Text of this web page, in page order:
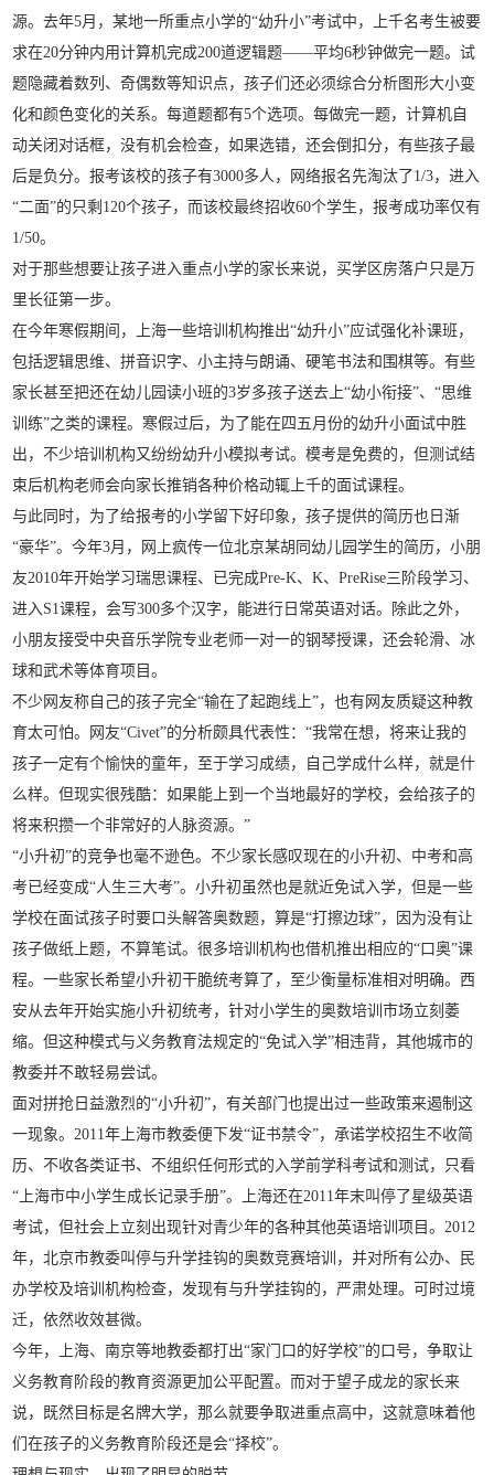
源。去年5月，某地一所重点小学的“幼升小”考试中，上千名考生被要
求在20分钟内用计算机完成200道逻辑题——平均6秒钟做完一题。试
题隐藏着数列、奇偶数等知识点，孩子们还必须综合分析图形大小变
化和颜色变化的关系。每道题都有5个选项。每做完一题，计算机自
动关闭对话框，没有机会检查，如果选错，还会倒扣分，有些孩子最
后是负分。报考该校的孩子有3000多人，网络报名先淘汰了1/3，进入
“二面”的只剩120个孩子，而该校最终招收60个学生，报考成功率仅有
1/50。
对于那些想要让孩子进入重点小学的家长来说，买学区房落户只是万
里长征第一步。
在今年寒假期间，上海一些培训机构推出“幼升小”应试强化补课班，
包括逻辑思维、拼音识字、小主持与朗诵、硬笔书法和围棋等。有些
家长甚至把还在幼儿园读小班的3岁多孩子送去上“幼小衔接”、“思维
训练”之类的课程。寒假过后，为了能在四五月份的幼升小面试中胜
出，不少培训机构又纷纷幼升小模拟考试。模考是免费的，但测试结
束后机构老师会向家长推销各种价格动辄上千的面试课程。
与此同时，为了给报考的小学留下好印象，孩子提供的简历也日渐
“豪华”。今年3月，网上疯传一位北京某胡同幼儿园学生的简历，小朋
友2010年开始学习瑞思课程、已完成Pre-K、K、PreRise三阶段学习、
进入S1课程，会写300多个汉字，能进行日常英语对话。除此之外，
小朋友接受中央音乐学院专业老师一对一的钢琴授课，还会轮滑、冰
球和武术等体育项目。
不少网友称自己的孩子完全“输在了起跑线上”，也有网友质疑这种教
育太可怕。网友“Civet”的分析颇具代表性：“我常在想，将来让我的
孩子一定有个愉快的童年，至于学习成绩，自己学成什么样，就是什
么样。但现实很残酷：如果能上到一个当地最好的学校，会给孩子的
将来积攒一个非常好的人脉资源。”
“小升初”的竞争也毫不逊色。不少家长感叹现在的小升初、中考和高
考已经变成“人生三大考”。小升初虽然也是就近免试入学，但是一些
学校在面试孩子时要口头解答奥数题，算是“打擦边球”，因为没有让
孩子做纸上题，不算笔试。很多培训机构也借机推出相应的“口奥”课
程。一些家长希望小升初干脆统考算了，至少衡量标准相对明确。西
安从去年开始实施小升初统考，针对小学生的奥数培训市场立刻萎
缩。但这种模式与义务教育法规定的“免试入学”相违背，其他城市的
教委并不敢轻易尝试。
面对拼抢日益激烈的“小升初”，有关部门也提出过一些政策来遏制这
一现象。2011年上海市教委便下发“证书禁令”，承诺学校招生不收简
历、不收各类证书、不组织任何形式的入学前学科考试和测试，只看
“上海市中小学生成长记录手册”。上海还在2011年末叫停了星级英语
考试，但社会上立刻出现针对青少年的各种其他英语培训项目。2012
年，北京市教委叫停与升学挂钩的奥数竞赛培训，并对所有公办、民
办学校及培训机构检查，发现有与升学挂钩的，严肃处理。可时过境
迁，依然收效甚微。
今年，上海、南京等地教委都打出“家门口的好学校”的口号，争取让
义务教育阶段的教育资源更加公平配置。而对于望子成龙的家长来
说，既然目标是名牌大学，那么就要争取进重点高中，这就意味着他
们在孩子的义务教育阶段还是会“择校”。